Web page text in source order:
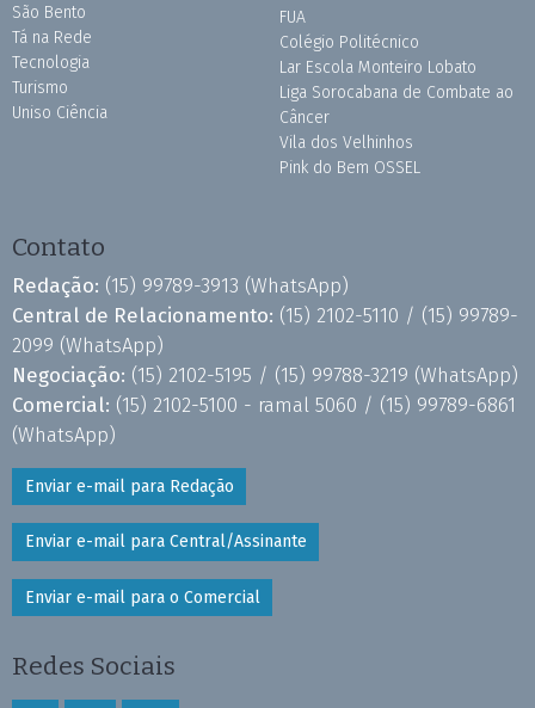
São Bento
Tá na Rede
Tecnologia
Turismo
Uniso Ciência
FUA
Colégio Politécnico
Lar Escola Monteiro Lobato
Liga Sorocabana de Combate ao
Câncer
Vila dos Velhinhos
Pink do Bem OSSEL
Contato
Redação: (15) 99789-3913 (WhatsApp)
Central de Relacionamento: (15) 2102-5110 / (15) 99789-
2099 (WhatsApp)
Negociação: (15) 2102-5195 / (15) 99788-3219 (WhatsApp)
Comercial: (15) 2102-5100 - ramal 5060 / (15) 99789-6861
(WhatsApp)
Enviar e-mail para Redação
Enviar e-mail para Central/Assinante
Enviar e-mail para o Comercial
Redes Sociais